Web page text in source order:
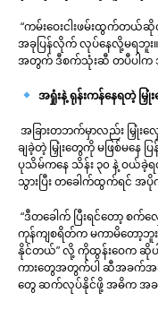
“ကမ်းဝေးငါးဖမ်းထွက်တ
အခုပြန်လိုက် လုပ်နေလို့မရဘူး။
အတွက် ဒီစက်သုံးဆီ တပီပါက ဘ
အရှုံးနဲ့ ရုန်းကန်နေရတဲ့ မြှုံး
အခြားတဘက်မှာလည်း မြှုံး
ချခဲ့တဲ့ မြှုံးတွေကို မဖြစ်မနေ
ပုသိမ်ကနေ သိန်း ၃၀ နဲ့ ဝယ်ခဲ့ရ
သွားပြီး တခေါက်ထွက်ရင် အပို
“ဒီတခေါက် ပြီးရင်တော့ စက်
ကုန်ကျစရိတ်က မကာမိတော့ဘူး
နိုင်တယ်” လို့ ကိုထွန်းဝေက ဆိုပ
ကားတွေအတွက်ပါ ဆီအခက်အခဲ
တွေ ဆက်လုပ်နိုင်ဖို့ အဓိက အခ